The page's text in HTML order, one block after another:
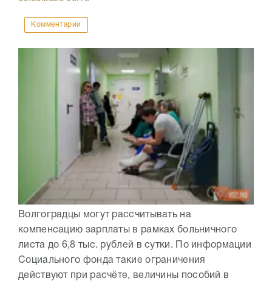
Комментарии
Волгоградцы могут рассчитывать на
компенсацию зарплаты в рамках больничного
листа до 6,8 тыс. рублей в сутки. По информации
Социального фонда такие ограничения
действуют при расчёте, величины пособий в